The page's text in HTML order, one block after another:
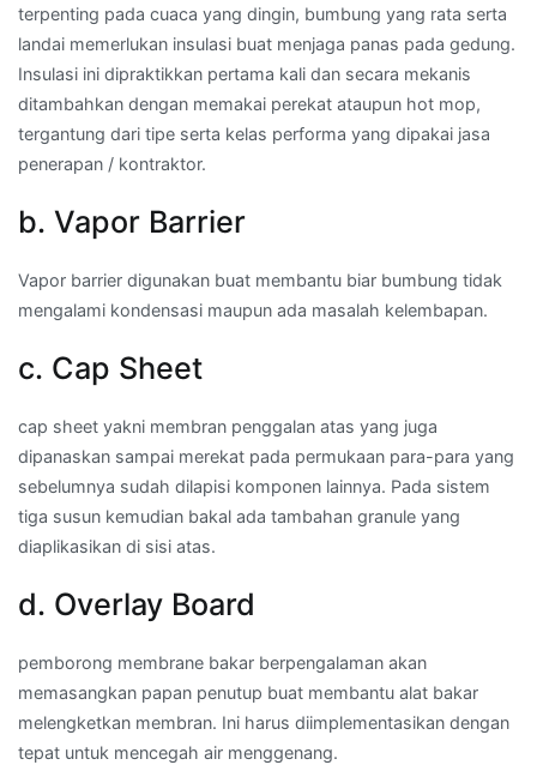
terpenting pada cuaca yang dingin, bumbung yang rata serta
landai memerlukan insulasi buat menjaga panas pada gedung.
Insulasi ini dipraktikkan pertama kali dan secara mekanis
ditambahkan dengan memakai perekat ataupun hot mop,
tergantung dari tipe serta kelas performa yang dipakai jasa
penerapan / kontraktor.
b. Vapor Barrier
Vapor barrier digunakan buat membantu biar bumbung tidak
mengalami kondensasi maupun ada masalah kelembapan.
c. Cap Sheet
cap sheet yakni membran penggalan atas yang juga
dipanaskan sampai merekat pada permukaan para-para yang
sebelumnya sudah dilapisi komponen lainnya. Pada sistem
tiga susun kemudian bakal ada tambahan granule yang
diaplikasikan di sisi atas.
d. Overlay Board
pemborong membrane bakar berpengalaman akan
memasangkan papan penutup buat membantu alat bakar
melengketkan membran. Ini harus diimplementasikan dengan
tepat untuk mencegah air menggenang.